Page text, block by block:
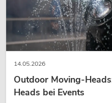
14.05.2026
Outdoor Moving-
Heads bei Events